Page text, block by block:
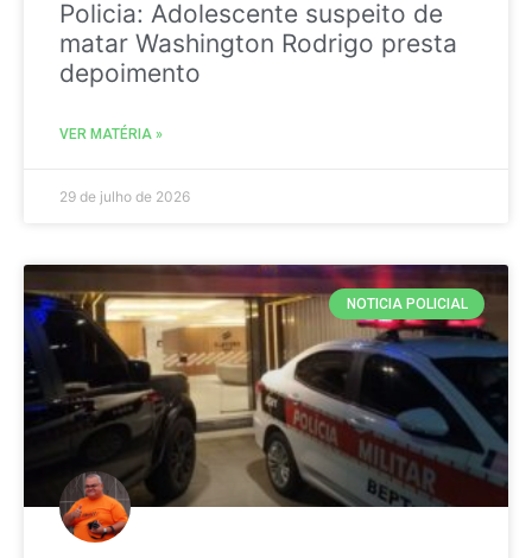
Policia: Adolescente suspeito de
matar Washington Rodrigo presta
depoimento
VER MATÉRIA »
29 de julho de 2026
NOTICIA POLICIAL